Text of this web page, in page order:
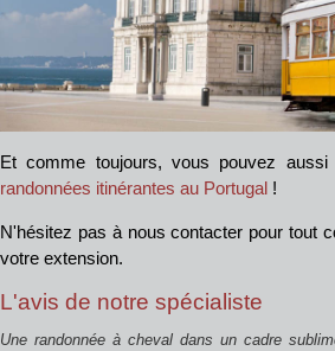
Et comme toujours, vous pouvez
randonnées itinérantes au Portugal !
N'hésitez pas à nous contacter pour tout
votre extension.
L'avis de notre spécialiste
Une randonnée à cheval dans un cadre